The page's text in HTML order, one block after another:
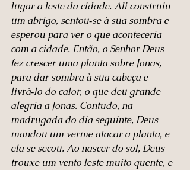
lugar a leste da cidade. Ali construiu
um abrigo, sentou‑se à sua sombra e
esperou para ver o que aconteceria
com a cidade. Então, o Senhor Deus
fez crescer uma planta sobre Jonas,
para dar sombra à sua cabeça e
livrá‑lo do calor, o que deu grande
alegria a Jonas. Contudo, na
madrugada do dia seguinte, Deus
mandou um verme atacar a planta, e
ela se secou. Ao nascer do sol, Deus
trouxe um vento leste muito quente, e